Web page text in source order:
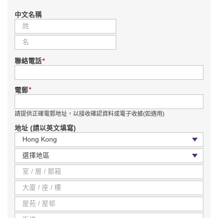
中文名稱
聯絡電話*
電郵*
請提供正確電郵地址，以接收確認資料或電子收據(如適用)
地址 (請以英文填寫)
國家 / 地區